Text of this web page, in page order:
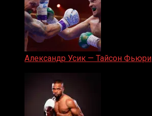
Александр Усик — Тайсон Фьюри